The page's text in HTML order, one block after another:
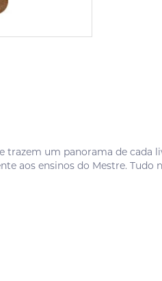
um panorama de
aos ensinos do Mestre.